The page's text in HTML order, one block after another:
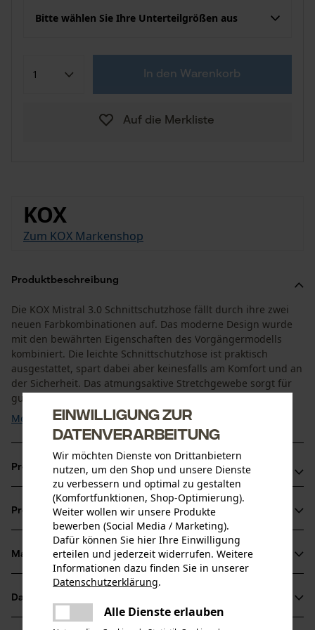
Bitte wählen Sie Ihre Unterteilgrößen aus
In den Warenkorb
Auf die Merkliste
KOX
Zum KOX Markenshop
Produktbeschreibung
Die KOX Mistral 3.0 Schnittschutzhose fällt durch ihre zwei
neuen Farbkombinationen auf. Das moderne Design wurde
mit den bewährten Eigenschaften des Vorgängermodells
kombiniert. Die leichte Schnittschutzhose ist praktisch
ausgestattet, spart dabei aber keinesfalls am Komfort und an
der Sicherheit. Das atmungsaktive Stretchgewebe sorgt für
gute Beweglichkeit und wird mit dem hochwertigen ...
Mehr anzeigen
Produktvorteile
Verstärkter Beinabschluss der KOX Schnittschutzhose:
Robustes Polyester ist wasserabweisend beschichtet und
schützt die unteren Beinabschlüsse rundum vor Schmutz
und Feuchtigkeit
Gesäß der KOX Schnittschutzhose aus atmungsaktivem
Stretchgewebe für gut Beweglichkeit
Schnittschutz aus Deutschland mit höchstem
Produktinformationen
Produktdetails
Aktivitätstyp
Arbeiten, Schützen, Unfallvermeidung
Material & Pflege
Material
Datenblätter
Produktsicherheitsdatenblatt (PDF)
Einwilligung zur
Datenverarbeitung
Wir möchten Dienste von Drittanbietern
nutzen, um den Shop und unsere Dienste
zu verbessern und optimal zu gestalten
(Komfortfunktionen, Shop-Optimierung).
Weiter wollen wir unsere Produkte
bewerben (Social Media / Marketing).
Dafür können Sie hier Ihre Einwilligung
erteilen und jederzeit widerrufen. Weitere
Informationen dazu finden Sie in unserer
Datenschutzerklärung.
Alle Dienste erlauben
Es ist ein Fehler aufgetreten. Bitte
versuchen Sie es erneut.